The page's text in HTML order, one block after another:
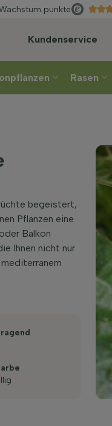
punkte
Kundenservice
Rasen
begeistert,
Pflanzen eine
Balkon
Ihnen nicht nur